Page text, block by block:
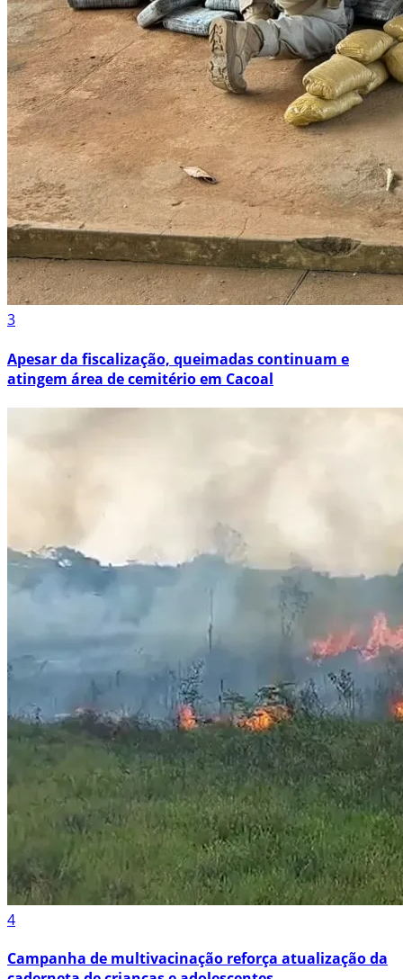
3
Apesar da fiscalização, queimadas continuam e
atingem área de cemitério em Cacoal
4
Campanha de multivacinação reforça atualização da